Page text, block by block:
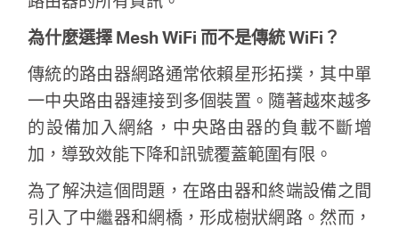
為什麼選擇 Mesh WiFi 而不是傳統 WiFi？
傳統的路由器網路通常依賴星形拓撲，其中單
一中央路由器連接到多個裝置。隨著越來越多
的設備加入網絡，中央路由器的負載不斷增
加，導致效能下降和訊號覆蓋範圍有限。
為了解決這個問題，在路由器和終端設備之間
引入了中繼器和網橋，形成樹狀網路。然而，